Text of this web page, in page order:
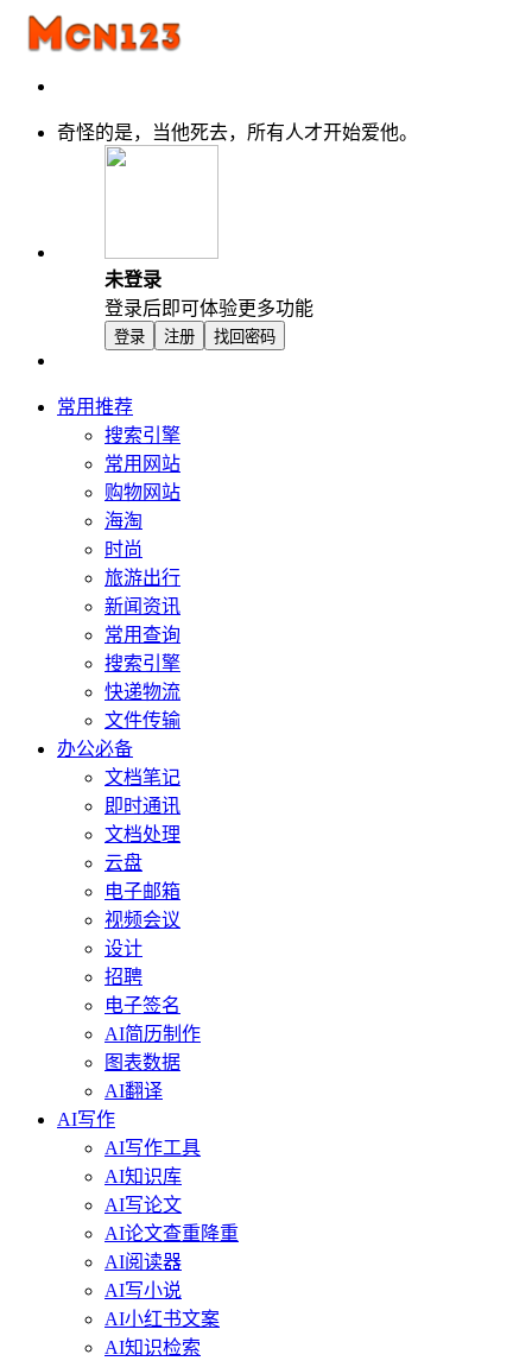
奇怪的是，当他死去，所有人才开始爱他。
未登录
登录后即可体验更多功能
登录 注册 找回密码
常用推荐
搜索引擎
常用网站
购物网站
海淘
时尚
旅游出行
新闻资讯
常用查询
搜索引擎
快递物流
文件传输
办公必备
文档笔记
即时通讯
文档处理
云盘
电子邮箱
视频会议
设计
招聘
电子签名
AI简历制作
图表数据
AI翻译
AI写作
AI写作工具
AI知识库
AI写论文
AI论文查重降重
AI阅读器
AI写小说
AI小红书文案
AI知识检索